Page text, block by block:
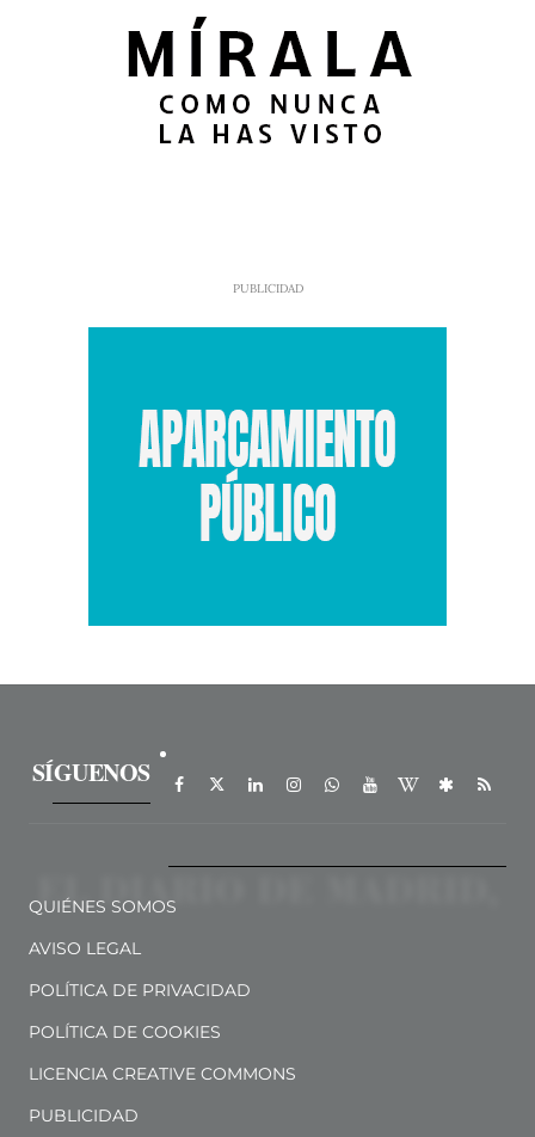
SÍGUENOS
QUIÉNES SOMOS
AVISO LEGAL
POLÍTICA DE PRIVACIDAD
POLÍTICA DE COOKIES
LICENCIA CREATIVE COMMONS
PUBLICIDAD